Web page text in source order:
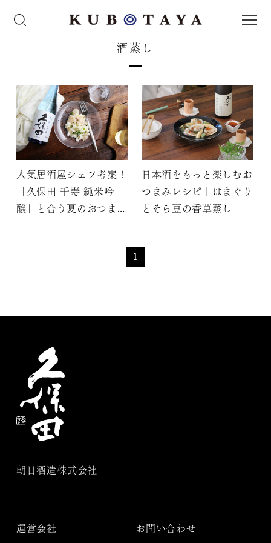
酒蒸し
人気居酒屋シェフ考案！
「久保田 千寿 純米吟
醸」と合う夏のおつまみ
日本酒をもっと楽しむお
つまみレシピ｜はまぐり
とそら豆の香草蒸し
1
朝日酒造株式会社
運営会社 お問い合わせ